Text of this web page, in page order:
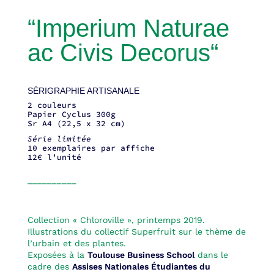
“Imperium Naturae
ac Civis Decorus“
SÉRIGRAPHIE ARTISANALE
2 couleurs
Papier Cyclus 300g
Sr A4 (22,5 x 32 cm)
Série limitée
10 exemplaires par affiche
12€ l’unité
Collection « Chloroville », printemps 2019.
Illustrations du collectif Superfruit sur le thème de
l’urbain et des plantes.
Exposées à la Toulouse Business Schooldans le
cadre des Assises Nationales Étudiantes du